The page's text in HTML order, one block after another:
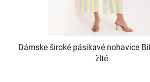
Dámske široké pásikavé nohavice
žlté